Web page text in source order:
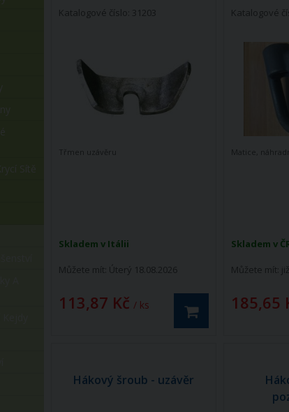
Katalogové číslo: 31203
Skladem v Itálii
Můžete mít: Úterý 18.08.2026
113,87 Kč / ks
Třmen uzávěru
Katalogové
Skladem v
Můžete mít:
185,65
Matice,
Hákový šroub - uzávěr